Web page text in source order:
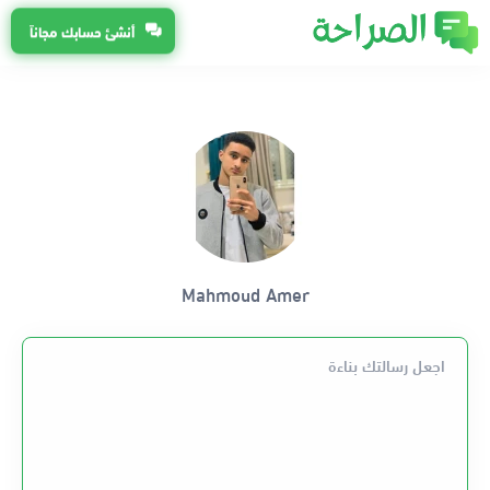
أنشئ حسابك مجاناً
Mahmoud Amer